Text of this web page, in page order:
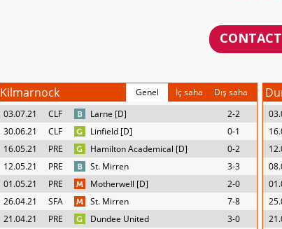
Kilmarnock Genel İç saha
Dış saha
03.07.21
CLF Larne [D]
2-2
30.06.21
CLF Linfield [D]
0-1
16.05.21
PRE Hamilton Academical [D]
0-2
12.05.21
PRE St. Mirren
3-3
01.05.21
PRE Motherwell [D]
2-0
26.04.21
SFA St. Mirren
7-8
21.04.21
PRE Dundee United
3-0